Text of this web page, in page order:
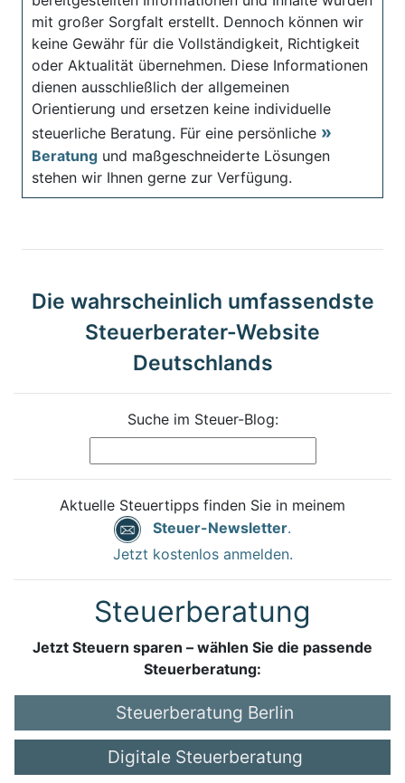
mit großer Sorgfalt erstellt. Dennoch können wir
keine Gewähr für die Vollständigkeit, Richtigkeit
oder Aktualität übernehmen. Diese Informationen
dienen ausschließlich der allgemeinen
Orientierung und ersetzen keine individuelle
steuerliche Beratung. Für eine persönliche
Beratung und maßgeschneiderte Lösungen
stehen wir Ihnen gerne zur Verfügung.
Die wahrscheinlich umfassendste
Steuerberater-Website
Deutschlands
Suche im Steuer-Blog:
Aktuelle Steuertipps finden Sie in meinem
Steuer-Newsletter.
Jetzt kostenlos anmelden.
Steuerberatung
Jetzt Steuern sparen – wählen Sie die passende
Steuerberatung:
Steuerberatung Berlin
Digitale Steuerberatung